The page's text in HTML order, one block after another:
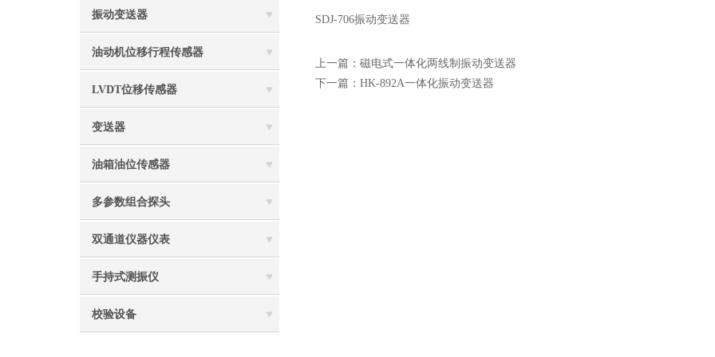
振动变送器
油动机位移行程传感器
LVDT位移传感器
变送器
油箱油位传感器
多参数组合探头
双通道仪器仪表
手持式测振仪
校验设备
SDJ-706振动变送器
上一篇： 磁电式一体化两线制振动变送器
下一篇： HK-892A一体化振动变送器